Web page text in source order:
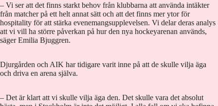
– Vi ser att det finns starkt behov från klubbarna att använda intäkter
från matcher på ett helt annat sätt och att det finns mer ytor för
hospitality för att stärka evenemangsupplevelsen. Vi delar deras analys
att vi vill ha större påverkan på hur den nya hockeyarenan används,
säger Emilia Bjuggren.
Djurgården och AIK har tidigare varit inne på att de skulle vilja äga
och driva en arena själva.
– Det är klart att vi skulle vilja äga den. Det skulle vara det absolut